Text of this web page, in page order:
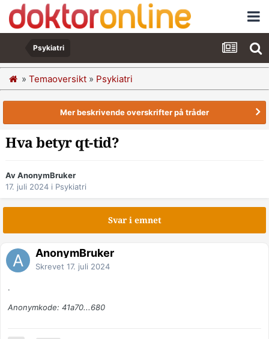
Psykiatri
» Temaoversikt » Psykiatri
Mer beskrivende overskrifter på tråder
Hva betyr qt-tid?
Av AnonymBruker
17. juli 2024 i Psykiatri
Svar i emnet
AnonymBruker
Skrevet 17. juli 2024
.
Anonymkode: 41a70...680